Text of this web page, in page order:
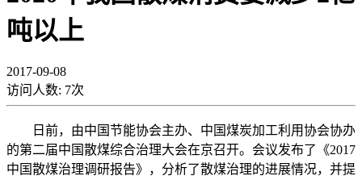
吨以上
2017-09-08
访问人数: 7次
日前，由中国节能协会主办、中国煤炭加工利用协会协办
的第二届中国散煤综合治理大会在京召开。会议发布了《2017
中国散煤治理调研报告》，分析了散煤治理的进展情况，并提